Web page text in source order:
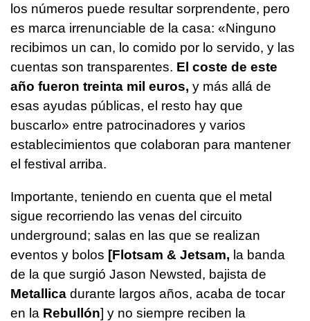
los números puede resultar sorprendente, pero
es marca irrenunciable de la casa: «Ninguno
recibimos un can, lo comido por lo servido, y las
cuentas son transparentes. El coste de este
año fueron treinta mil euros, y más allá de
esas ayudas públicas, el resto hay que
buscarlo» entre patrocinadores y varios
establecimientos que colaboran para mantener
el festival arriba.
Importante, teniendo en cuenta que el metal
sigue recorriendo las venas del circuito
underground; salas en las que se realizan
eventos y bolos [Flotsam & Jetsam, la banda
de la que surgió Jason Newsted, bajista de
Metallica durante largos años, acaba de tocar
en la Rebullón] y no siempre reciben la